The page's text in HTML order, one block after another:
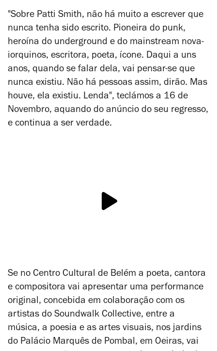
"Sobre Patti Smith, não há muito a escrever que
nunca tenha sido escrito. Pioneira do punk,
heroína do underground e do mainstream nova-
iorquinos, escritora, poeta, ícone. Daqui a uns
anos, quando se falar dela, vai pensar-se que
nunca existiu. Não há pessoas assim, dirão. Mas
houve, ela existiu. Lenda", teclámos a 16 de
Novembro, aquando do anúncio do seu regresso,
e continua a ser verdade.
Se no Centro Cultural de Belém a poeta, cantora
e compositora vai apresentar uma performance
original, concebida em colaboração com os
artistas do Soundwalk Collective, entre a
música, a poesia e as artes visuais, nos jardins
do Palácio Marquês de Pombal, em Oeiras, vai